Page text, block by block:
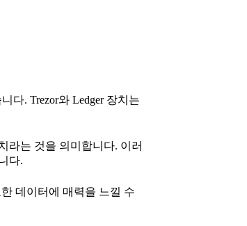
다. Trezor와 Ledger 장치는
라는 것을 의미합니다. 이러
다.
데이터에 매력을 느낄 수